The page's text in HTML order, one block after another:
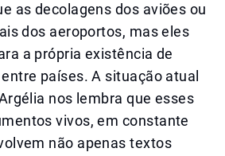
as decolagens dos aviões ou
dos aeroportos, mas eles
a própria existência de
países. A situação atual
nos lembra que esses
vivos, em constante
não apenas textos